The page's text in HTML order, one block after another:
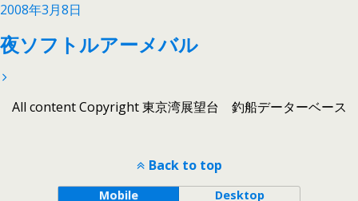
2008年3月8日
夜ソフトルアーメバル
All content Copyright 東京湾展望台 釣船データーベース
Back to top
Mobile Desktop